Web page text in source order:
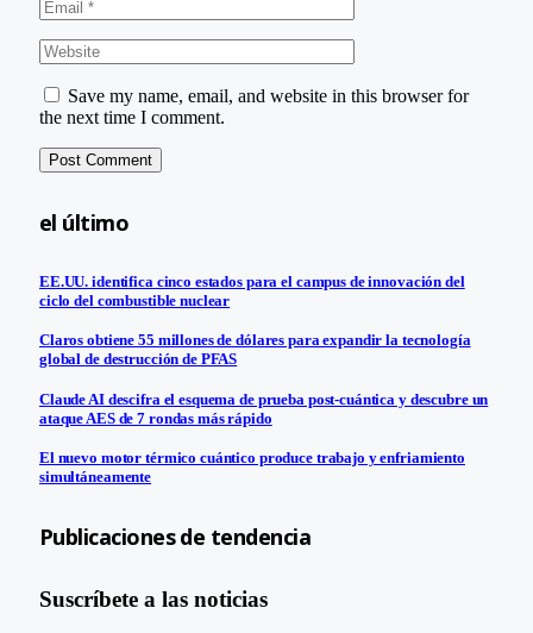
Save my name, email, and website in this browser for
the next time I comment.
el último
EE.UU. identifica cinco estados para el campus de innovación del
ciclo del combustible nuclear
Claros obtiene 55 millones de dólares para expandir la tecnología
global de destrucción de PFAS
Claude AI descifra el esquema de prueba post-cuántica y descubre un
ataque AES de 7 rondas más rápido
El nuevo motor térmico cuántico produce trabajo y enfriamiento
simultáneamente
Publicaciones de tendencia
Suscríbete a las noticias